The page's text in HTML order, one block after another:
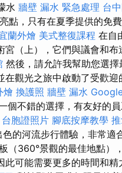
水 牆壁 漏水 緊急處理 台
點，只有在夏季提供的免
蘭外燴 美式整復課程 在自
（上），它們與議會和布
然後，請允許我幫助您選擇
觀光之旅中啟動了受歡迎
燴 換護照 牆壁 漏水
不錯的選擇，有友好的
台胞證照片 腳底按摩教學
的河流步行體驗，非常適
（360°景觀的最佳地點）
可能需要更多的時間和精